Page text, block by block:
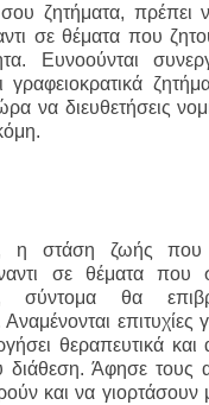
ζητήματα, πρέπει
σε θέματα που
Ευνοούνται
να διευθετήσεις
η στάση ζωής που
σε θέματα που
σύντομα θα
επιτυχίες
θεραπευτικά και
διάθεση. Άφησε
και να γιορτάσουν